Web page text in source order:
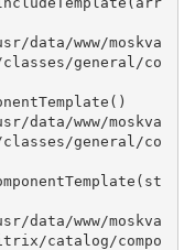
general/co
general/co
catalog/compo